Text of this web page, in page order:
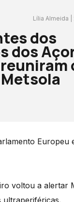
Lília Almeida |
dos
dos
Europeu
voltou a alertar
ultraperiféricas.